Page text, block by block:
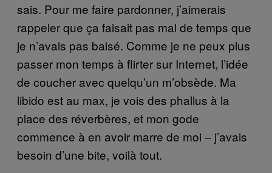
sais. Pour me faire pardonner, j’aimerais
rappeler que ça faisait pas mal de temps que
je n’avais pas baisé. Comme je ne peux plus
passer mon temps à flirter sur Internet, l’idée
de coucher avec quelqu’un m’obsède. Ma
libido est au max, je vois des phallus à la
place des réverbères, et mon gode
commence à en avoir marre de moi – j’avais
besoin d’une bite, voilà tout.